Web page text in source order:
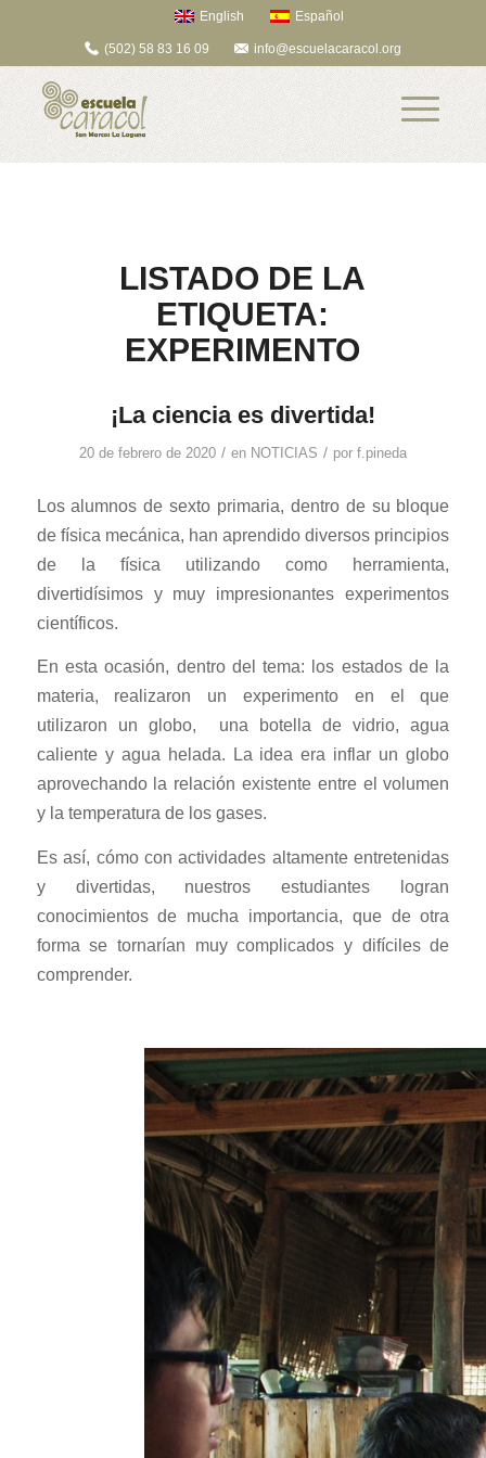
English Español
(502) 58 83 16 09 info@escuelacaracol.org
LISTADO DE LA
ETIQUETA:
EXPERIMENTO
¡La ciencia es divertida!
20 de febrero de 2020 / en NOTICIAS / por f.pineda
Los alumnos de sexto primaria, dentro de su bloque
de física mecánica, han aprendido diversos principios
de la física utilizando como herramienta,
divertidísimos y muy impresionantes experimentos
científicos.
En esta ocasión, dentro del tema: los estados de la
materia, realizaron un experimento en el que
utilizaron un globo,
una botella de vidrio, agua
caliente y agua helada. La idea era inflar un globo
aprovechando la relación existente entre el volumen
y la temperatura de los gases.
Es así, cómo con actividades altamente entretenidas
y divertidas, nuestros estudiantes logran
conocimientos de mucha importancia, que de otra
forma se tornarían muy complicados y difíciles de
comprender.